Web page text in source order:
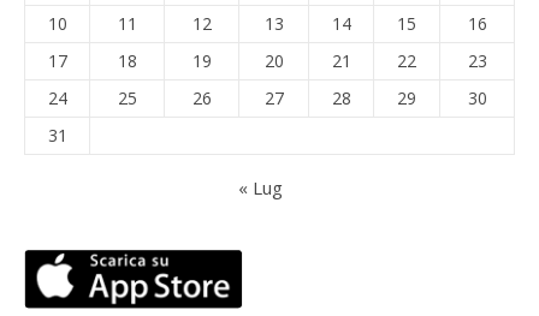
10
11 12 13 14 15
16
17
18 19 20 21 22
23
24
25 26 27 28 29
30
31
« Lug